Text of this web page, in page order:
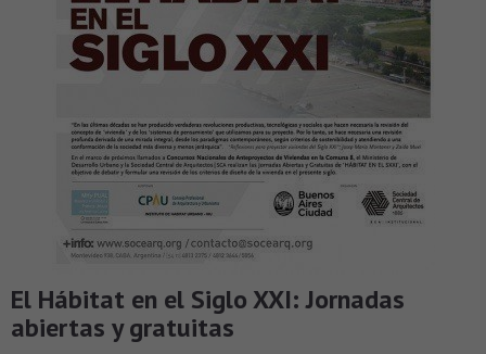
El Hábitat en el Siglo XXI: Jornadas
abiertas y gratuitas